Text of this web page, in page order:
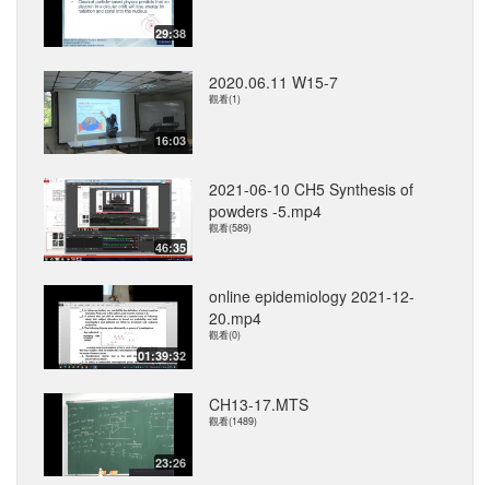
29:38
16:03
2020.06.11 W15-7
觀看(1)
46:35
2021-06-10 CH5 Synthesis of
powders -5.mp4
觀看(589)
01:39:32
online epidemiology 2021-12-
20.mp4
觀看(0)
23:26
CH13-17.MTS
觀看(1489)